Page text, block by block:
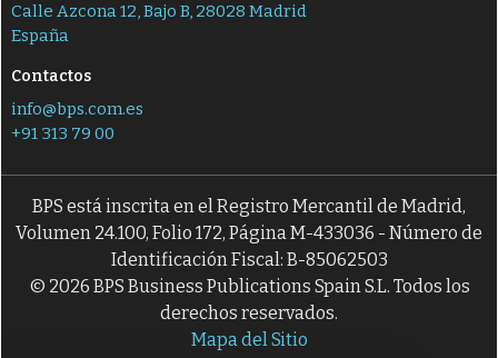
Calle Azcona 12, Bajo B, 28028 Madrid
España
Contactos
info@bps.com.es
+91 313 79 00
BPS está inscrita en el Registro Mercantil de Madrid,
Volumen 24.100, Folio 172, Página M-433036 - Número de
Identificación Fiscal: B-85062503
© 2026 BPS Business Publications Spain S.L. Todos los
derechos reservados.
Mapa del Sitio